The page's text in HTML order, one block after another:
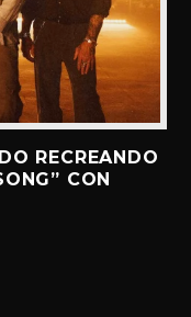
RECREANDO
CON